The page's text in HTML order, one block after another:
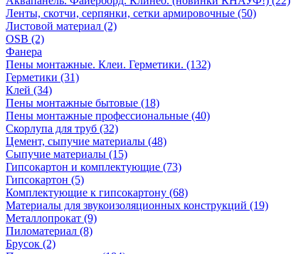
Ленты, скотчи, серпянки, сетки армировочные (50)
Листовой материал (2)
OSB (2)
Фанера
Пены монтажные. Клеи. Герметики. (132)
Герметики (31)
Клей (34)
Пены монтажные бытовые (18)
Пены монтажные профессиональные (40)
Скорлупа для труб (32)
Цемент, сыпучие материалы (48)
Сыпучие материалы (15)
Гипсокартон и комплектующие (73)
Гипсокартон (5)
Комплектующие к гипсокартону (68)
Материалы для звукоизоляционных конструкций (19)
Металлопрокат (9)
Пиломатериал (8)
Брусок (2)